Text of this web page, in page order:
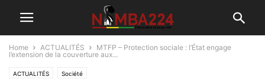
Home ACTUALITÉS
MTFP – Protection sociale : l’État engage
l’extension de la couverture aux...
ACTUALITÉS Société